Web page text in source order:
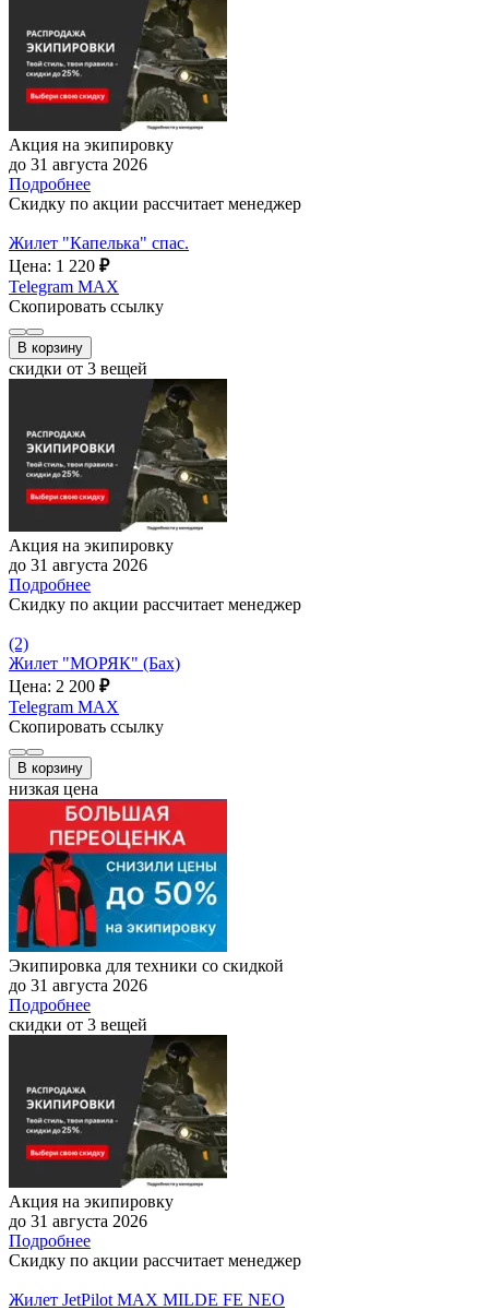
Акция на экипировку
до 31 августа 2026
Подробнее
Скидку по акции рассчитает менеджер
Жилет "Капелька" спас.
Цена: 1 220 ₽
Telegram MAX
Скопировать ссылку
В корзину
скидки от 3 вещей
Акция на экипировку
до 31 августа 2026
Подробнее
Скидку по акции рассчитает менеджер
(2)
Жилет "МОРЯК" (Бах)
Цена: 2 200 ₽
Telegram MAX
Скопировать ссылку
В корзину
низкая цена
Экипировка для техники со скидкой
до 31 августа 2026
Подробнее
скидки от 3 вещей
Акция на экипировку
до 31 августа 2026
Подробнее
Скидку по акции рассчитает менеджер
Жилет JetPilot MAX MILDE FE NEO